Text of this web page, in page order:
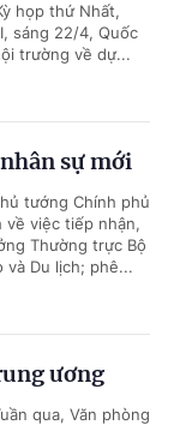
họp thứ Nhất,
sáng 22/4, Quốc
trường về dự...
sự mới
tướng Chính phủ
về việc tiếp nhận,
Thường trực Bộ
và Du lịch; phê...
ương
qua, Văn phòng